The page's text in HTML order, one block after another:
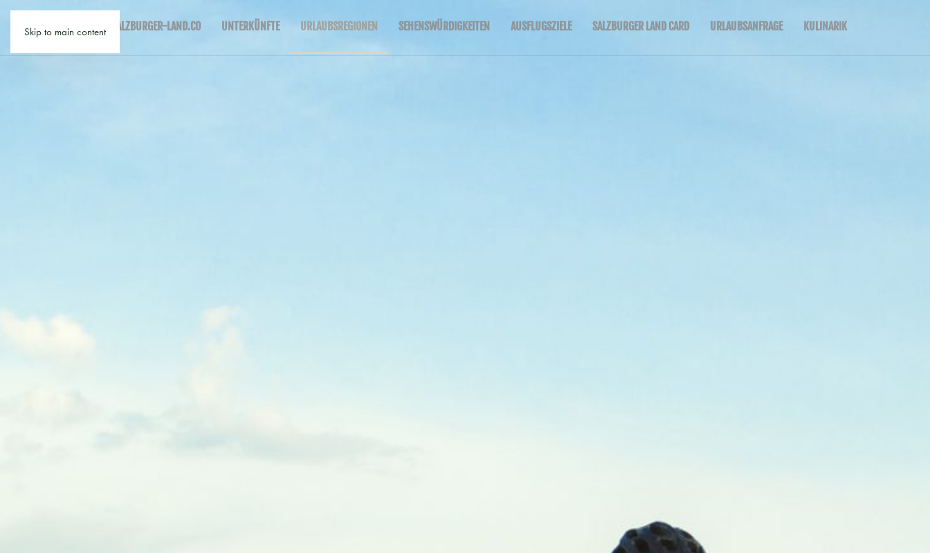
Skip to main content SALZBURGER-LAND.CO UNTERKÜNFTE URLAUBSREGIONEN SEHENSWÜRDIGKEITEN AUSFLUGSZIELE SALZBURGER LAND CARD URLAUBSANFRAGE KULINARIK